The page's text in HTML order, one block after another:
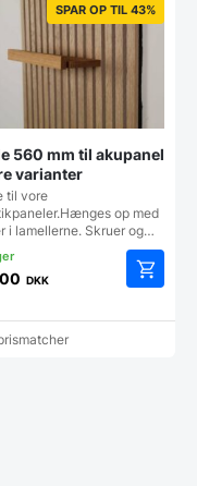
SPAR OP TIL 43%
560 mm til akupanel
varianter
til vore
op med
i lamellerne. Skruer og…
DKK
vare